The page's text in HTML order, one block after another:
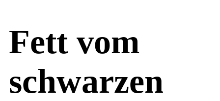
Fett vom
schwarzen